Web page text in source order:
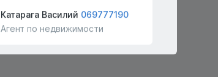
Катарага Василий 069777190
Агент по недвижимости